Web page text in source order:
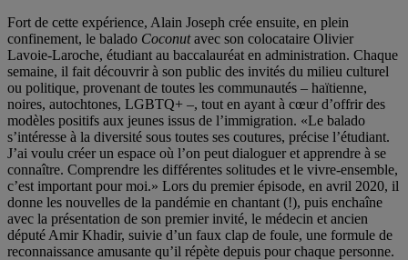
Fort de cette expérience, Alain Joseph crée ensuite, en plein
confinement, le balado Coconutavec son colocataire Olivier
Lavoie-Laroche, étudiant au baccalauréat en administration. Chaque
semaine, il fait découvrir à son public des invités du milieu culturel
ou politique, provenant de toutes les communautés – haïtienne,
noires, autochtones, LGBTQ+ –, tout en ayant à cœur d’offrir des
modèles positifs aux jeunes issus de l’immigration. «Le balado
s’intéresse à la diversité sous toutes ses coutures, précise l’étudiant.
J’ai voulu créer un espace où l’on peut dialoguer et apprendre à se
connaître. Comprendre les différentes solitudes et le vivre-ensemble,
c’est important pour moi.» Lors du premier épisode, en avril 2020, il
donne les nouvelles de la pandémie en chantant (!), puis enchaîne
avec la présentation de son premier invité, le médecin et ancien
député Amir Khadir, suivie d’un faux clap de foule, une formule de
reconnaissance amusante qu’il répète depuis pour chaque personne.